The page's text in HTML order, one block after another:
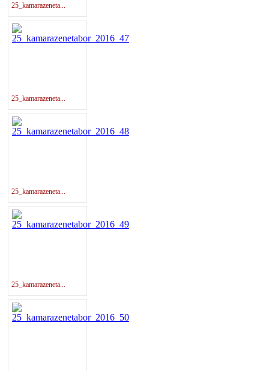
25_kamarazeneta...
25_kamarazeneta...
25_kamarazeneta...
25_kamarazeneta...